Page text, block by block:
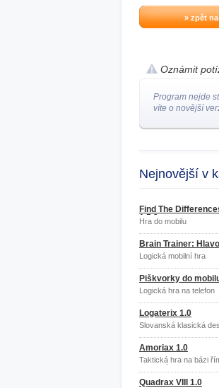
» zpět
Oznámit
Program nejde
víte o novější
Nejnovější v
Find The
1.5.2
Hra do mobilu
Brain Trainer:
Logická mobilní hra
Piškvorky do
Logická hra na telefon
Logaterix 1.0
Slovanská klasická
Amoriax 1.0
Taktická hra na bázi
deskových her
Quadrax VIII 1.0